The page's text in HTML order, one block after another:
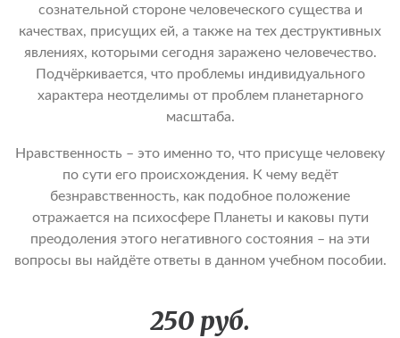
сознательной стороне человеческого существа и
качествах, присущих ей, а также на тех деструктивных
явлениях, которыми сегодня заражено человечество.
Подчёркивается, что проблемы индивидуального
характера неотделимы от проблем планетарного
масштаба.
Нравственность – это именно то, что присуще человеку
по сути его происхождения. К чему ведёт
безнравственность, как подобное положение
отражается на психосфере Планеты и каковы пути
преодоления этого негативного состояния – на эти
вопросы вы найдёте ответы в данном учебном пособии.
250 руб.